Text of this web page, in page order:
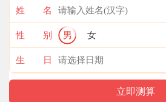
姓 名
性 别 男 女
生 日